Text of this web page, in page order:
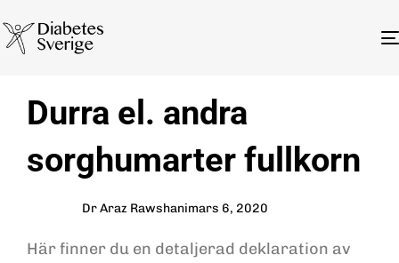
IN:
Durra el. andra
sorghumarter fullkorn
Dr Araz Rawshani
on:
mars 6, 2020
Här finner du en detaljerad deklaration av